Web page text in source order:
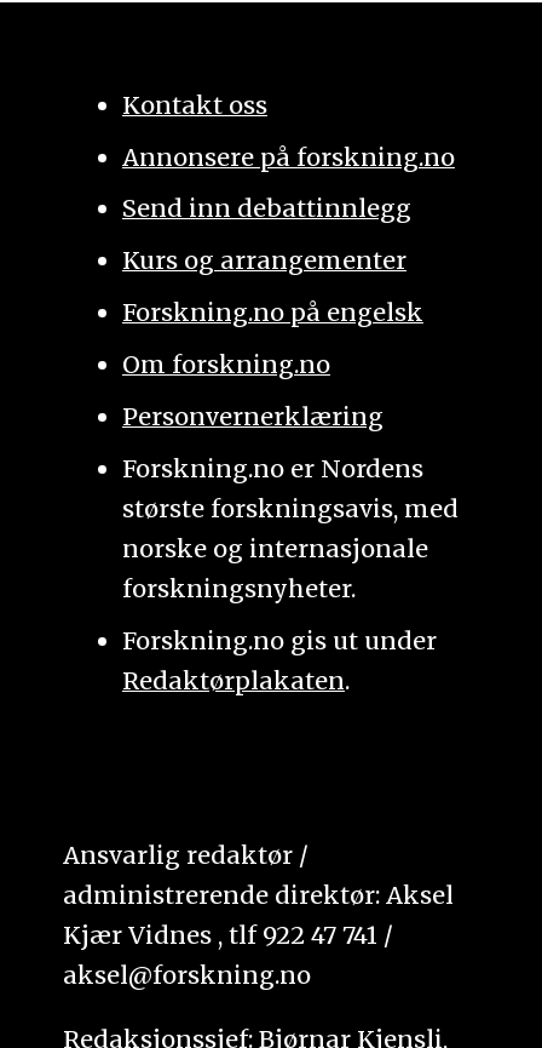
Kontakt oss
Annonsere på forskning.no
Send inn debattinnlegg
Kurs og arrangementer
Forskning.no på engelsk
Om forskning.no
Personvernerklæring
Forskning.no er Nordens
største forskningsavis, med
norske og internasjonale
forskningsnyheter.
Forskning.no gis ut under
Redaktørplakaten.
Ansvarlig redaktør /
administrerende direktør: Aksel
Kjær Vidnes , tlf 922 47 741 /
aksel@forskning.no
Redaksjonssjef: Bjørnar Kjensli,